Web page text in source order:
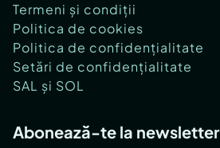
Termeni și condiții
Politica de cookies
Politica de confidențialitate
Setări de confidențialitate
SAL și SOL
Abonează-te la newsletter